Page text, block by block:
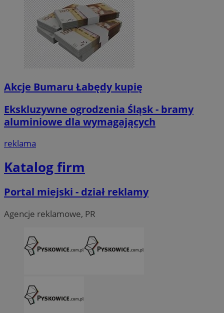
Akcje Bumaru Łabędy kupię
Ekskluzywne ogrodzenia Śląsk - bramy
aluminiowe dla wymagających
reklama
Katalog firm
Portal miejski - dział reklamy
Agencje reklamowe, PR